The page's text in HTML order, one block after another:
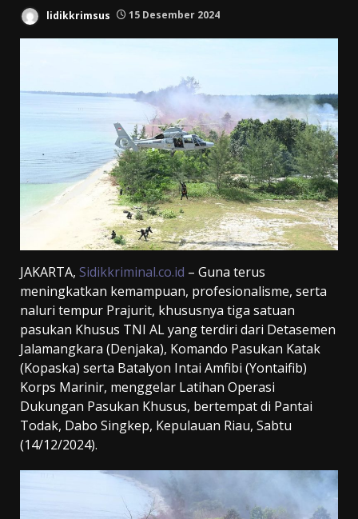
lidikkrimsus 15 Desember 2024
JAKARTA, Sidikkriminal.co.id – Guna terus
meningkatkan kemampuan, profesionalisme, serta
naluri tempur Prajurit, khususnya tiga satuan
pasukan Khusus TNI AL yang terdiri dari Detasemen
Jalamangkara (Denjaka), Komando Pasukan Katak
(Kopaska) serta Batalyon Intai Amfibi (Yontaifib)
Korps Marinir, menggelar Latihan Operasi
Dukungan Pasukan Khusus, bertempat di Pantai
Todak, Dabo Singkep, Kepulauan Riau, Sabtu
(14/12/2024).